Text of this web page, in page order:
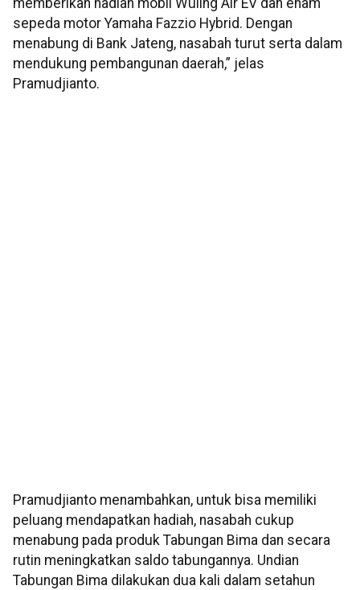
memberikan hadiah mobil Wuling Air EV dan enam
sepeda motor Yamaha Fazzio Hybrid. Dengan
menabung di Bank Jateng, nasabah turut serta dalam
mendukung pembangunan daerah,” jelas
Pramudjianto.
Pramudjianto menambahkan, untuk bisa memiliki
peluang mendapatkan hadiah, nasabah cukup
menabung pada produk Tabungan Bima dan secara
rutin meningkatkan saldo tabungannya. Undian
Tabungan Bima dilakukan dua kali dalam setahun